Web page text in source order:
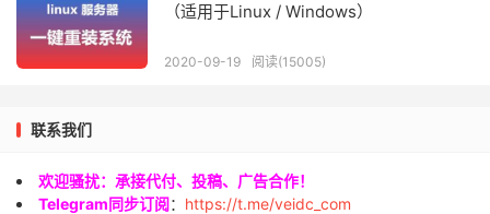
（适用于Linux / Windows）
2020-09-19 阅读(15005)
联系我们
欢迎骚扰：承接代付、投稿、广告合作！
Telegram同步订阅： https://t.me/veidc_com